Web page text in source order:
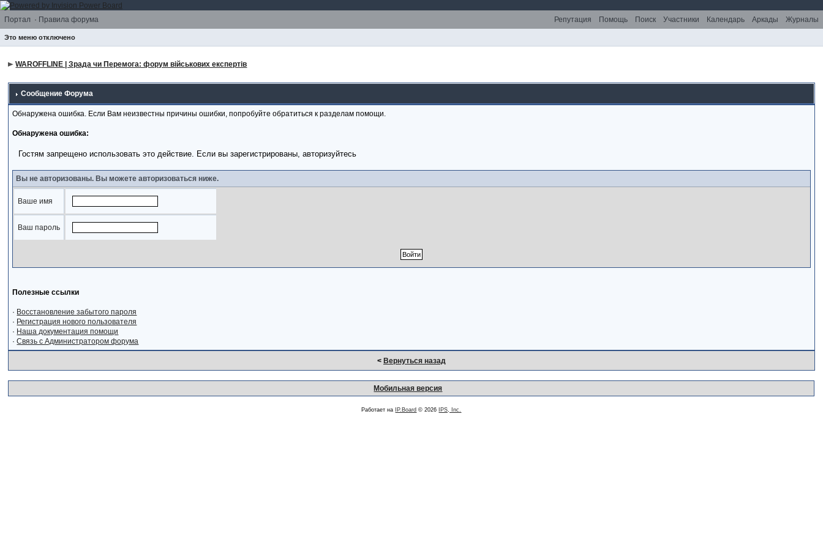
Портал · Правила форума Репутация Помощь Поиск Участники Календарь Аркады Журналы
Это меню отключено
WAROFFLINE | Зрада чи Перемога: форум військових експертів
Сообщение Форума
Обнаружена ошибка. Если Вам неизвестны причины ошибки, попробуйте обратиться к разделам помощи.
Обнаружена ошибка:
Гостям запрещено использовать это действие. Если вы зарегистрированы, авторизуйтесь
Вы не авторизованы. Вы можете авторизоваться ниже.
Ваше имя
Ваш пароль
Полезные ссылки
· Восстановление забытого пароля
· Регистрация нового пользователя
· Наша документация помощи
·Связь с Администратором форума
< Вернуться назад
Мобильная версия
Работает на IP.Board © 2026 IPS, Inc.